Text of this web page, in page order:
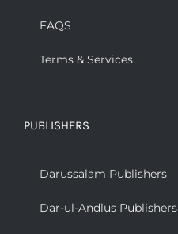
FAQS
Terms & Services
PUBLISHERS
Darussalam Publishers
Dar-ul-Andlus Publishers